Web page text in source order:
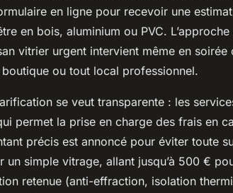
en ligne pour recevoir une
en bois, aluminium ou PVC.
vitrier urgent intervient même en
boutique ou tout local professionnel.
se veut transparente : les
permet la prise en charge des frais en
précis est annoncé pour éviter toute
un simple vitrage, allant jusqu’à 500 €
retenue (anti-effraction, isolation